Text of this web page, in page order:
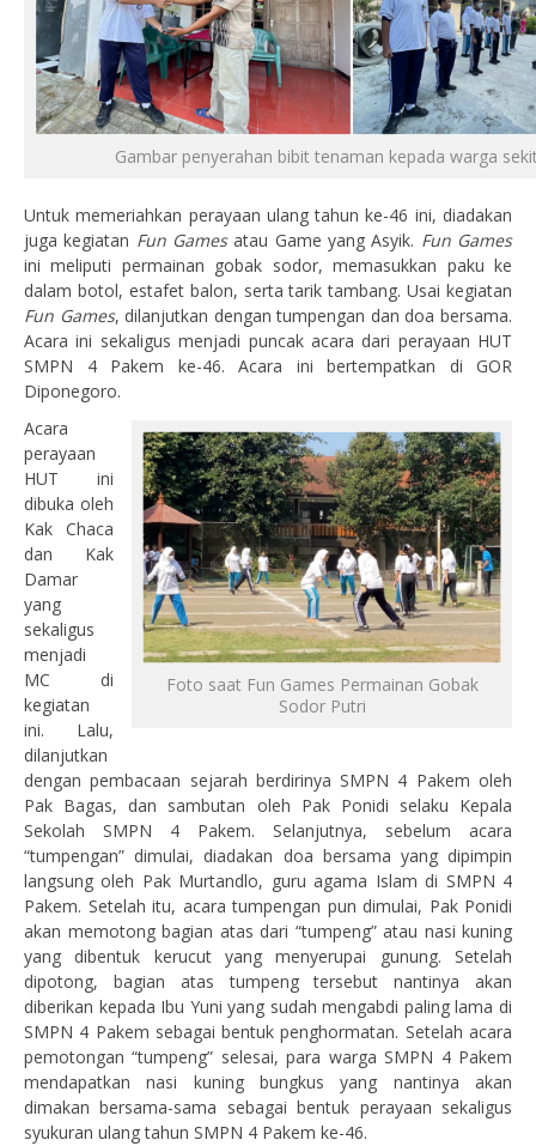
Gambar penyerahan bibit tenaman kepada warga
Untuk memeriahkan perayaan ulang tahun ke-46 ini, diadakan
juga kegiatan Fun Gamesatau Game yang Asyik. Fun Games
ini meliputi permainan gobak sodor, memasukkan paku ke
dalam botol, estafet balon, serta tarik tambang. Usai kegiatan
Fun Games, dilanjutkan dengan tumpengan dan doa bersama.
Acara ini sekaligus menjadi puncak acara dari perayaan HUT
SMPN 4 Pakem ke-46. Acara ini bertempatkan di GOR
Diponegoro.
Foto saat Fun Games Permainan Gobak
Sodor Putri
Acara
perayaan
HUT ini
dibuka oleh
Kak Chaca
dan Kak
Damar
yang
sekaligus
menjadi
MC di
kegiatan
ini. Lalu,
dilanjutkan
dengan pembacaan sejarah berdirinya SMPN 4 Pakem oleh
Pak Bagas, dan sambutan oleh Pak Ponidi selaku Kepala
Sekolah SMPN 4 Pakem. Selanjutnya, sebelum acara
“tumpengan” dimulai, diadakan doa bersama yang dipimpin
langsung oleh Pak Murtandlo, guru agama Islam di SMPN 4
Pakem. Setelah itu, acara tumpengan pun dimulai, Pak Ponidi
akan memotong bagian atas dari “tumpeng” atau nasi kuning
yang dibentuk kerucut yang menyerupai gunung. Setelah
dipotong, bagian atas tumpeng tersebut nantinya akan
diberikan kepada Ibu Yuni yang sudah mengabdi paling lama di
SMPN 4 Pakem sebagai bentuk penghormatan. Setelah acara
pemotongan “tumpeng” selesai, para warga SMPN 4 Pakem
mendapatkan nasi kuning bungkus yang nantinya akan
dimakan bersama-sama sebagai bentuk perayaan sekaligus
syukuran ulang tahun SMPN 4 Pakem ke-46.